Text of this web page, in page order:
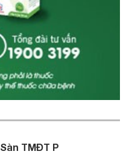
Sàn TMĐT P